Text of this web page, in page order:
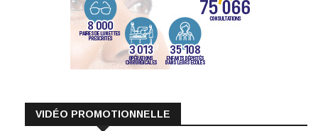
VIDÉO PROMOTIONNELLE